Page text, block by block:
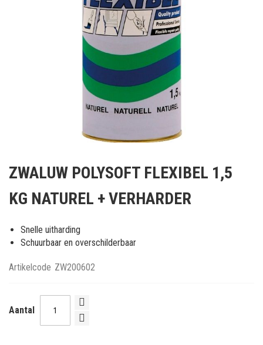
het
van
afbeeldingen-
gallerij
ZWALUW POLYSOFT FLEXIBEL 1,5
KG NATUREL + VERHARDER
Snelle uitharding
Schuurbaar en overschilderbaar
Artikelcode ZW200602
Aantal